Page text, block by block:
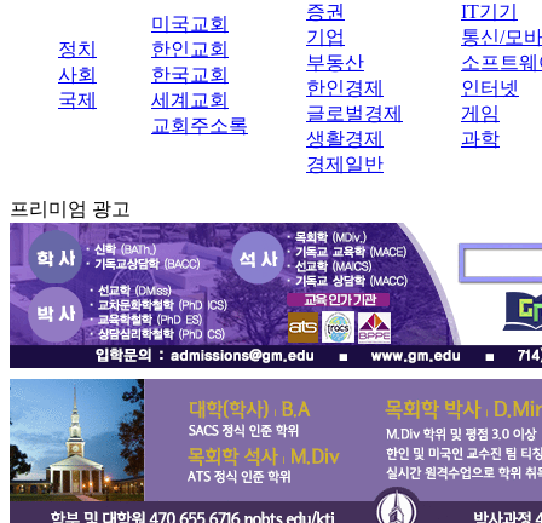
정치
사회
국제
미국교회
한인교회
한국교회
세계교회
교회주소록
증권
기업
부동산
한인경제
글로벌경제
생활경제
경제일반
IT기기
통신/모
소프트웨
인터넷
게임
과학
프리미엄 광고